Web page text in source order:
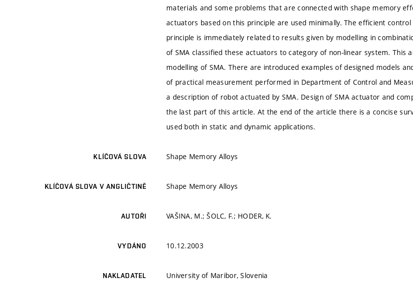
materials and some problems that are connected with shape memory
actuators based on this principle are used minimally. The efficient
principle is immediately related to results given by modelling in
of SMA classified these actuators to category of non-linear system. This
modelling of SMA. There are introduced examples of designed models
of practical measurement performed in Department of Control and
a description of robot actuated by SMA. Design of SMA actuator and
the last part of this article. At the end of the article there is a concise
used both in static and dynamic applications.
KLÍČOVÁ SLOVA Shape Memory Alloys
KLÍČOVÁ SLOVA V ANGLIČTINĚ Shape Memory Alloys
AUTOŘI VAŠINA, M.; ŠOLC, F.; HODER, K.
VYDÁNO 10.12.2003
NAKLADATEL University of Maribor, Slovenia